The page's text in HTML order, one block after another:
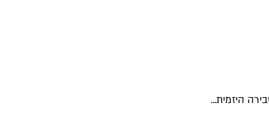
היזמית...